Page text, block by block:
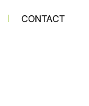
CONTACT